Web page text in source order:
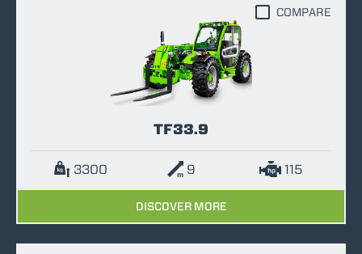
TF33.9
3300 9 115
DISCOVER MORE
COMPARE